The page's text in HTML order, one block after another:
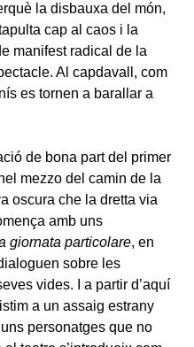
la disbauxa del món,
cap al caos i la
manifest radical de la
Al capdavall, com
es tornen a barallar a
de bona part del primer
mezzo del camin de la
oscura che la dretta via
amb uns
giornata particolare, en
sobre les
vides. I a partir d’aquí
a un assaig estrany
personatges que no